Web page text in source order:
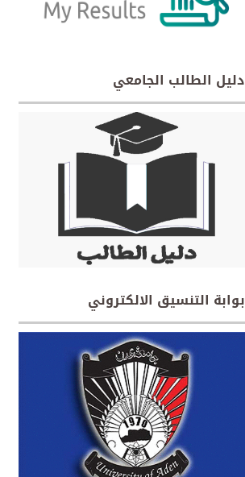
دليل الطالب الجامعي
بوابة التنسيق الالكتروني